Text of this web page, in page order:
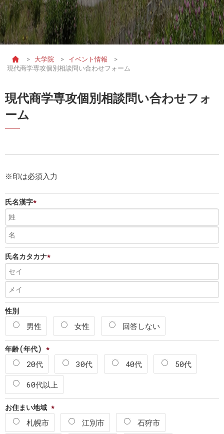
> 大学院 > イベント情報
>
現代商学専攻個別相談問い合わせフォーム
現代商学専攻個別相談問い合わせフォ
ーム
※印は必須入力
氏名漢字*
氏名カタカナ*
性別
男性 女性 回答しない
年齢(年代) *
20代 30代 40代 50代
60代以上
お住まい地域 *
札幌市 江別市 石狩市